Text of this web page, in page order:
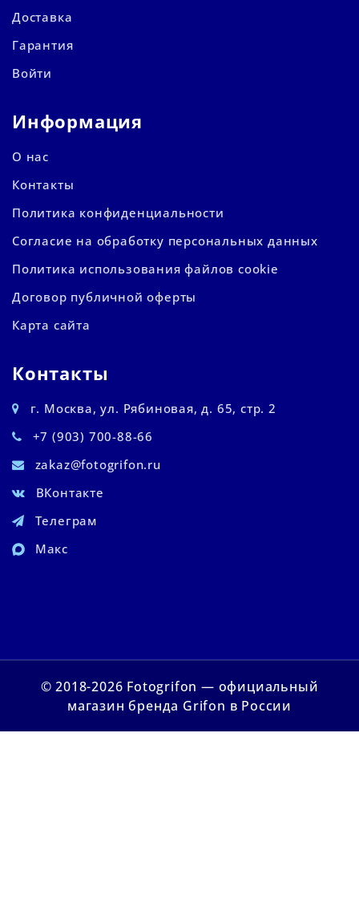
Доставка
Гарантия
Войти
Информация
О нас
Контакты
Политика конфиденциальности
Согласие на обработку персональных данных
Политика использования файлов cookie
Договор публичной оферты
Карта сайта
Контакты
г. Москва, ул. Рябиновая, д. 65, стр. 2
+7 (903) 700-88-66
zakaz@fotogrifon.ru
ВКонтакте
Телеграм
Макс
© 2018-2026 Fotogrifon — официальный
магазин бренда Grifon в России